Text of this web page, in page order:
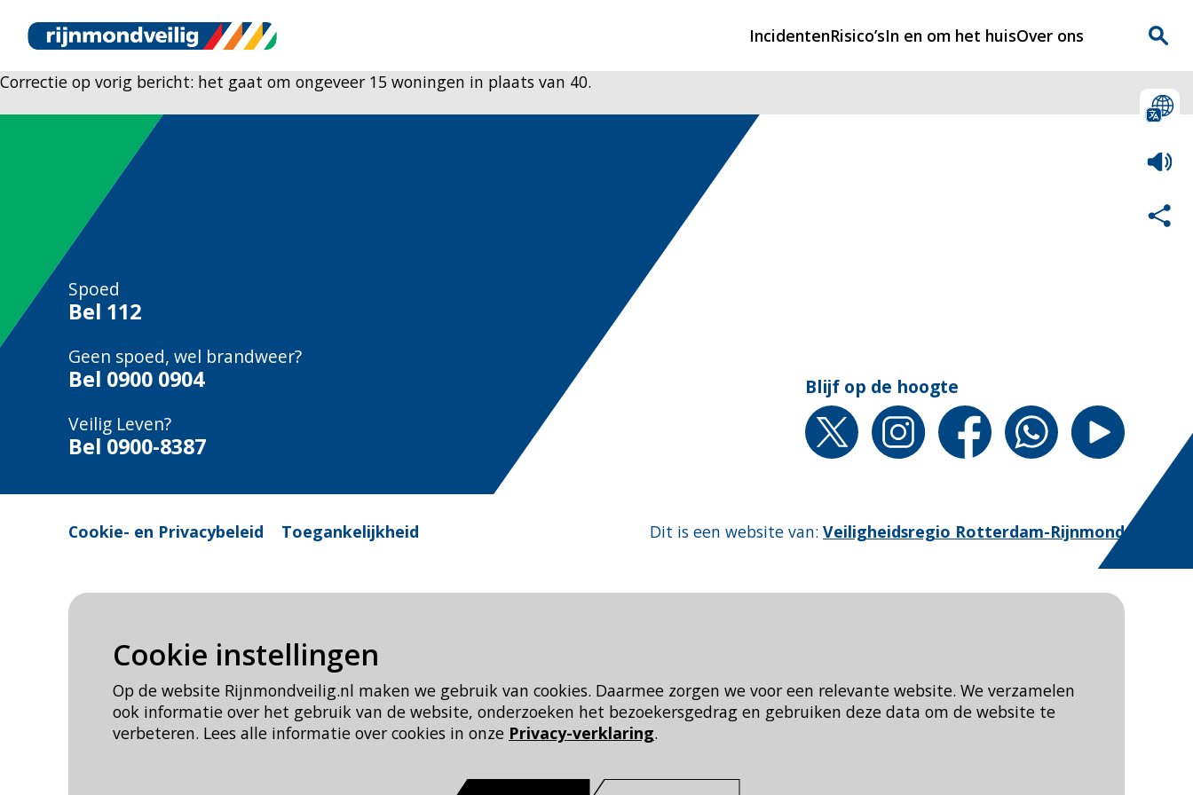
Cookie instellingen
Op de website Rijnmondveilig.nl maken we gebruik van cookies. Daarmee zorgen we voor een relevante website. We verzamelen
ook informatie over het gebruik van de website, onderzoeken het bezoekersgedrag en gebruiken deze data om de website te
verbeteren. Lees alle informatie over cookies in onze Privacy-verklaring.
Incidenten
Hulpdiensten nodig?
CIN-meldingen
Risico’sIn en om het huisOver ons
Correctie op vorig bericht: het gaat om ongeveer 15 woningen in plaats van 40.
Spoed
Bel 112
Geen spoed, wel brandweer?
Bel 0900 0904
Veilig Leven?
Bel 0900-8387
Blijf op de hoogte
Cookie- en Privacybeleid Toegankelijkheid Dit is een website van: Veiligheidsregio Rotterdam-Rijnmond